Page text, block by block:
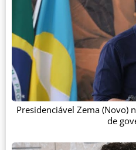
Presidenciável Zema (Novo)
de